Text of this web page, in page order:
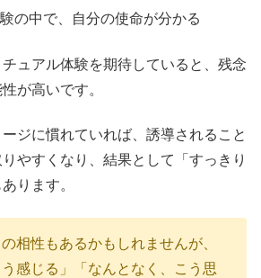
の中で、自分の使命が分かる
ュアル体験を期待していると、残念
が高いです。
ジに慣れていれば、誘導されること
やすくなり、結果として「すっきり
ります。
相性もあるかもしれませんが、
う感じる」「なんとなく、こう思